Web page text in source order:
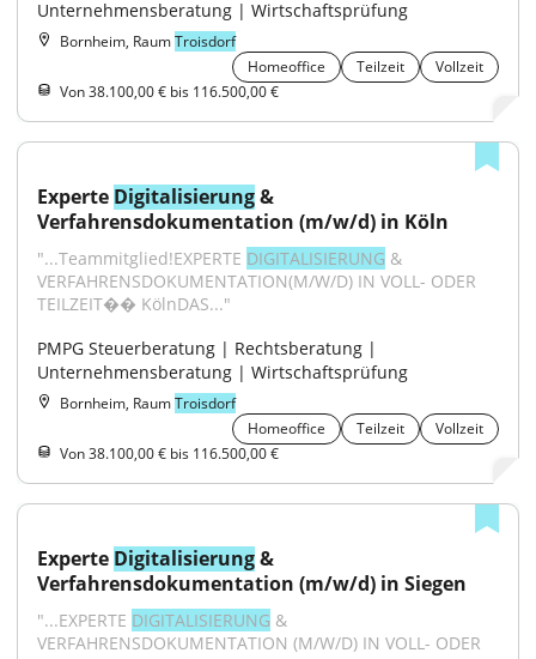
Unternehmensberatung | Wirtschaftsprüfung
Bornheim, RaumTroisdorf
Homeoffice
Teilzeit
Vollzeit
Von 38.100,00 € bis 116.500,00 €
Experte Digitalisierung &
Verfahrensdokumentation (m/w/d) in Köln
"...Teammitglied!EXPERTE DIGITALISIERUNG &
VERFAHRENSDOKUMENTATION(M/W/D) IN VOLL- ODER
TEILZEIT�� KölnDAS..."
PMPG Steuerberatung | Rechtsberatung |
Unternehmensberatung | Wirtschaftsprüfung
Bornheim, RaumTroisdorf
Homeoffice
Teilzeit
Vollzeit
Von 38.100,00 € bis 116.500,00 €
Experte Digitalisierung &
Verfahrensdokumentation (m/w/d) in Siegen
"...EXPERTE DIGITALISIERUNG &
VERFAHRENSDOKUMENTATION (M/W/D) IN VOLL- ODER